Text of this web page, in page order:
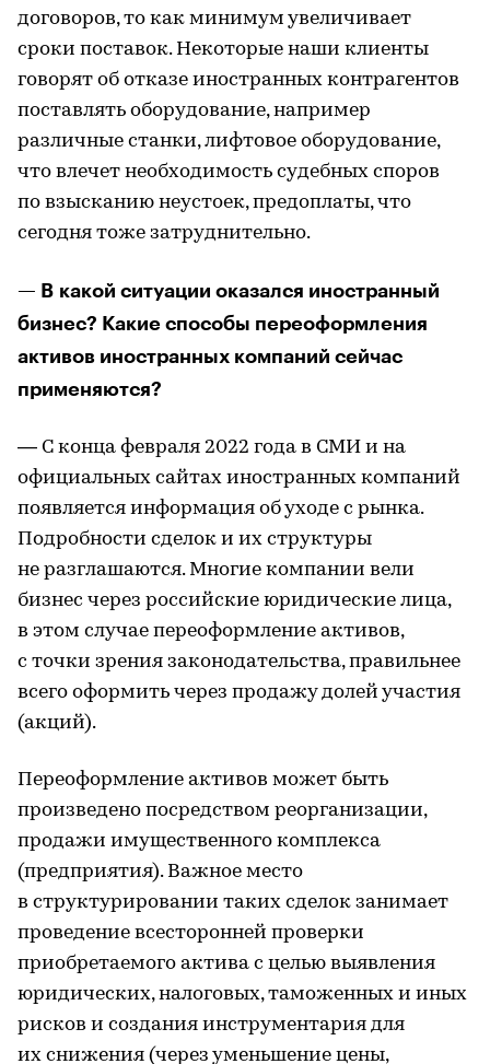
договоров, то как минимум увеличивает
сроки поставок. Некоторые наши клиенты
говорят об отказе иностранных контрагентов
поставлять оборудование, например
различные станки, лифтовое оборудование,
что влечет необходимость судебных споров
по взысканию неустоек, предоплаты, что
сегодня тоже затруднительно.
— В какой ситуации оказался иностранный
бизнес? Какие способы переоформления
активов иностранных компаний сейчас
применяются?
— С конца февраля 2022 года в СМИ и на
официальных сайтах иностранных компаний
появляется информация об уходе с рынка.
Подробности сделок и их структуры
не разглашаются. Многие компании вели
бизнес через российские юридические лица,
в этом случае переоформление активов,
с точки зрения законодательства, правильнее
всего оформить через продажу долей участия
(акций).
Переоформление активов может быть
произведено посредством реорганизации,
продажи имущественного комплекса
(предприятия). Важное место
в структурировании таких сделок занимает
проведение всесторонней проверки
приобретаемого актива с целью выявления
юридических, налоговых, таможенных и иных
рисков и создания инструментария для
их снижения (через уменьшение цены,